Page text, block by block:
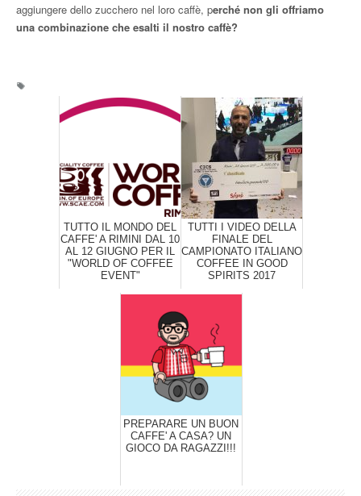
aggiungere dello zucchero nel loro caffè, perché non gli offriamo
una combinazione che esalti il nostro caffè?
TUTTO IL MONDO DEL
CAFFE' A RIMINI DAL 10
AL 12 GIUGNO PER IL
"WORLD OF COFFEE
EVENT"
TUTTI I VIDEO DELLA
FINALE DEL
CAMPIONATO ITALIANO
COFFEE IN GOOD
SPIRITS 2017
PREPARARE UN BUON
CAFFE' A CASA? UN
GIOCO DA RAGAZZI!!!